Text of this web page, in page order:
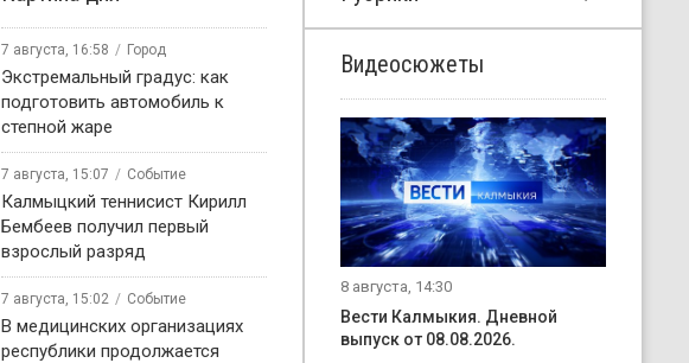
7 августа, 16:58 Город
Экстремальный градус: как
подготовить автомобиль к
степной жаре
7 августа, 15:07 Событие
Калмыцкий теннисист Кирилл
Бембеев получил первый
взрослый разряд
7 августа, 15:02 Событие
В медицинских организациях
республики продолжается
Видеосюжеты
8 августа, 14:30
Вести Калмыкия. Дневной
выпуск от 08.08.2026.